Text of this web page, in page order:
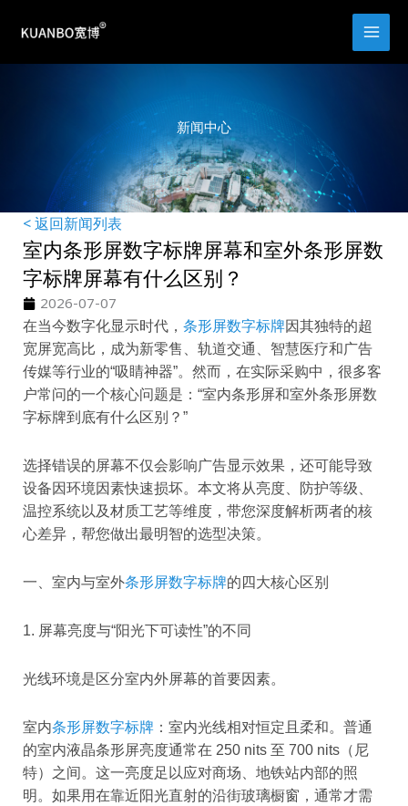
新闻中心
< 返回新闻列表
室内条形屏数字标牌屏幕和室外条形屏数
字标牌屏幕有什么区别？
2026-07-07
在当今数字化显示时代， 条形屏数字标牌因其独特的超
宽屏宽高比，成为新零售、轨道交通、智慧医疗和广告
传媒等行业的“吸睛神器”。然而，在实际采购中，很多客
户常问的一个核心问题是：“室内条形屏和室外条形屏数
字标牌到底有什么区别？”
选择错误的屏幕不仅会影响广告显示效果，还可能导致
设备因环境因素快速损坏。本文将从亮度、防护等级、
温控系统以及材质工艺等维度，带您深度解析两者的核
心差异，帮您做出最明智的选型决策。
一、室内与室外条形屏数字标牌的四大核心区别
1. 屏幕亮度与“阳光下可读性”的不同
光线环境是区分室内外屏幕的首要因素。
室内条形屏数字标牌 ：室内光线相对恒定且柔和。普通
的室内液晶条形屏亮度通常在 250 nits 至 700 nits（尼
特）之间。这一亮度足以应对商场、地铁站内部的照
明。如果用在靠近阳光直射的沿街玻璃橱窗，通常才需